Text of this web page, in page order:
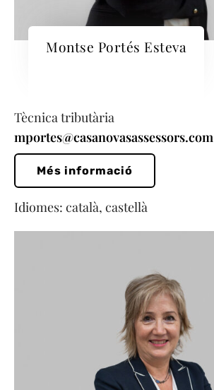
Montse Portés Esteva
Tècnica tributària
mportes@casanovasassessors.com
Més informació
Idiomes: català, castellà